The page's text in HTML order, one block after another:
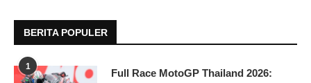
BERITA POPULER
1
Full Race MotoGP Thailand 2026: